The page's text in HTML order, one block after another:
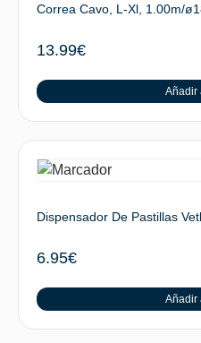
Correa Cavo, L-Xl, 1.00m/
13.99€
Añadir
Dispensador De Pastillas
6.95€
Añadir